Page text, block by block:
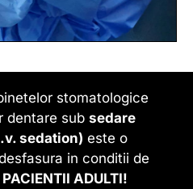
stomatologice
dentare sub sedare
sedation) este o
in conditii de
ADULTI!